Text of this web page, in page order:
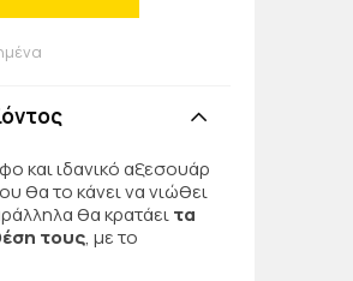
και ιδανικό αξεσουάρ
θα το κάνει να νιώθει
θα κρατάειτα
τους, με το